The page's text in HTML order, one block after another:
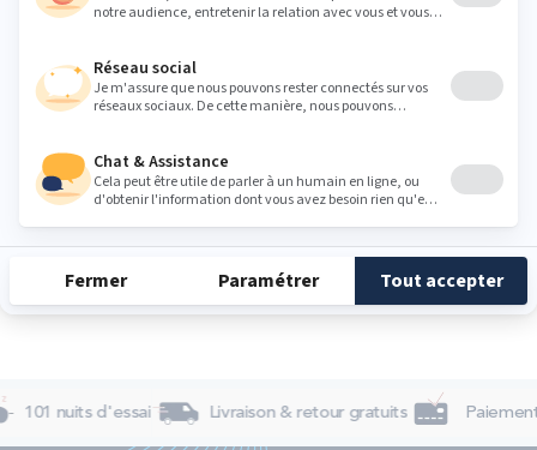
Mardi 10:00 - 19:00
Mercredi 10:00 - 19:00
Jeudi 10:00 - 19:00
Samedi 10:00 - 19:00
101 nuits d'essai Livraison & retour gratuits